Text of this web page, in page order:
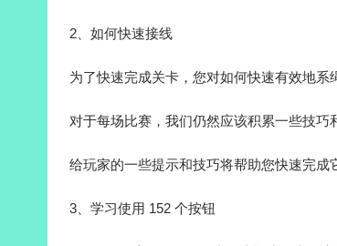
2、如何快速接线
为了快速完成关卡，您对如何快速有效地系
对于每场比赛，我们仍然应该积累一些技巧
给玩家的一些提示和技巧将帮助您快速完成
3、学习使用 152 个按钮